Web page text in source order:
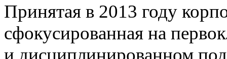
Принятая в 2013 году
сфокусированная на
и дисциплинированном